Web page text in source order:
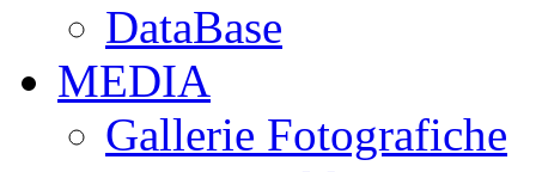
DataBase
MEDIA
Gallerie Fotografiche